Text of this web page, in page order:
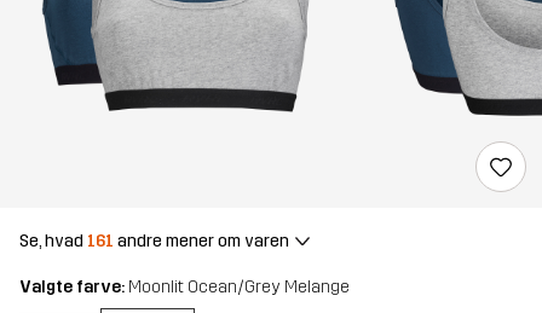
Se, hvad 161 andre mener om varen
Valgte farve: Moonlit Ocean/Grey Melange